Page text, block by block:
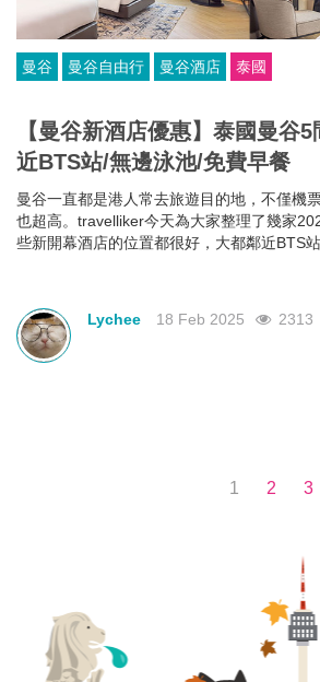
曼谷 曼谷自由行 曼谷酒店 泰國
【曼谷新酒店優惠】泰國曼谷
近BTS站/無邊泳池/免費早餐
曼谷一直都是港人常去旅遊目的地，不僅機
也超高。travelliker今天為大家整理了幾家
些新開幕酒店的位置都很好，大都鄰近BTS
不如來看看有沒有合你心意的曼谷新酒店吧！
Lychee 18 Feb 2025 2313
1 2 3